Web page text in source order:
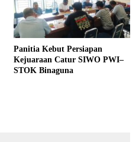
Panitia Kebut Persiapan
Kejuaraan Catur SIWO PWI–
STOK Binaguna